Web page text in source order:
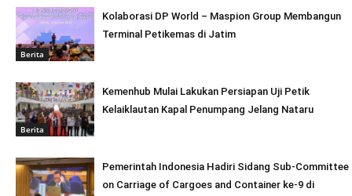
Berita
Kolaborasi DP World – Maspion Group Membangun
Terminal Petikemas di Jatim
Berita
Kemenhub Mulai Lakukan Persiapan Uji Petik
Kelaiklautan Kapal Penumpang Jelang Nataru
Pemerintah Indonesia Hadiri Sidang Sub-Committee
on Carriage of Cargoes and Container ke-9 di